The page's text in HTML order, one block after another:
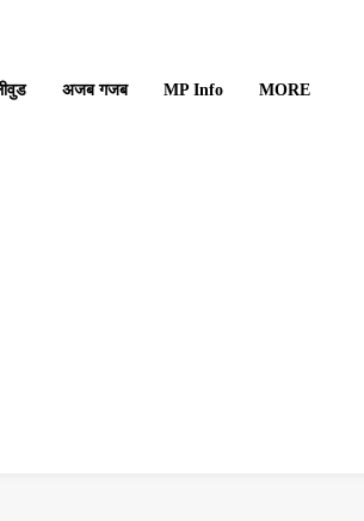
अजब गजब MP Info MORE